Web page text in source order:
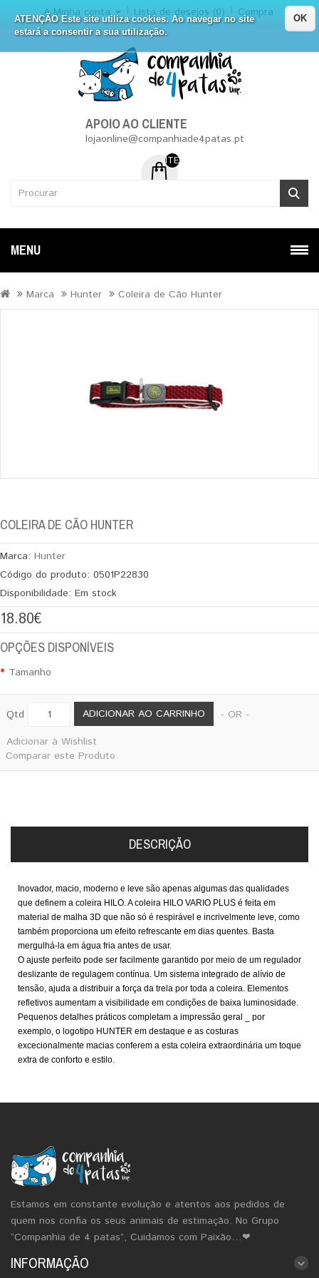
ATENÇÃO Este site utiliza cookies. Ao navegar no site
estará a consentir a sua utilização.
OK
A Minha conta Lista de desejos (0) Compra
APOIO AO CLIENTE
lojaonline@companhiade4patas.pt
ITEM (NS) DE 0 - 0.00€
MENU
Marca Hunter Coleira de Cão Hunter
COLEIRA DE CÃO HUNTER
Marca: Hunter
Código do produto: 0501P22830
Disponibilidade: Em stock
18.80€
OPÇÕES DISPONÍVEIS
Tamanho
Qtd ADICIONAR AO CARRINHO
- OR -
Adicionar à Wishlist
Comparar este Produto
DESCRIÇÃO
Inovador, macio, moderno e leve são apenas algumas das qualidades
que definem a coleira HILO. A coleira HILO VARIO PLUS é feita em
material de malha 3D que não só é respirável e incrivelmente leve, como
também proporciona um efeito refrescante em dias quentes. Basta
mergulhá-la em água fria antes de usar.
O ajuste perfeito pode ser facilmente garantido por meio de um regulador
deslizante de regulagem contínua. Um sistema integrado de alívio de
tensão, ajuda a distribuir a força da trela por toda a coleira. Elementos
refletivos aumentam a visibilidade em condições de baixa luminosidade.
Pequenos detalhes práticos completam a impressão geral _ por
exemplo, o logotipo HUNTER em destaque e as costuras
excecionalmente macias conferem a esta coleira extraordinária um toque
extra de conforto e estilo.
Estamos em constante evolução e atentos aos pedidos de
quem nos confia os seus animais de estimação. No Grupo
“Companhia de 4 patas”, Cuidamos com Paixão…❤
INFORMAÇÃO